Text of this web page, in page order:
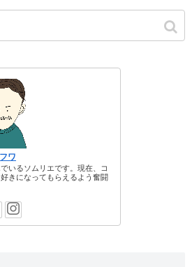
ワ
いるソムリエです。現在、コ
きになってもらえるよう奮闘